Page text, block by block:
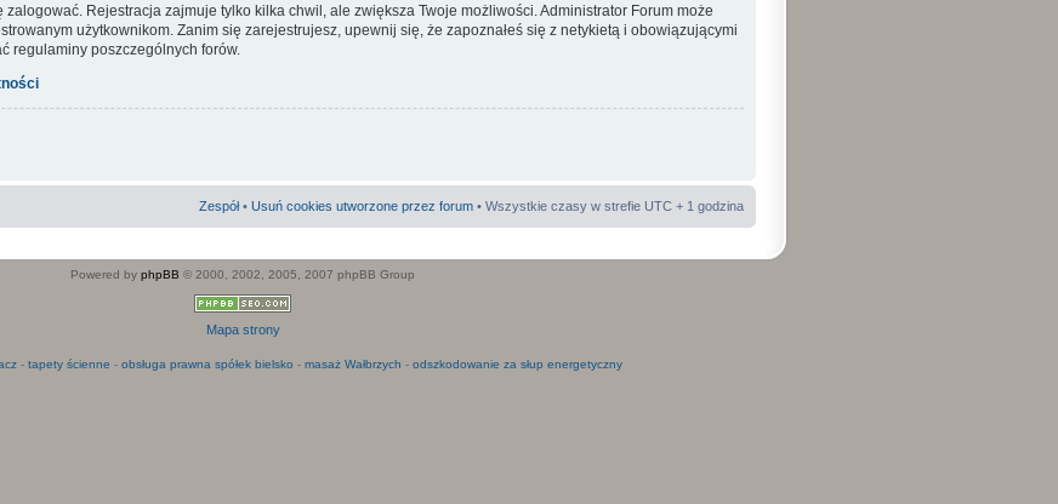
zalogować. Rejestracja zajmuje tylko kilka chwil, ale zwiększa Twoje możliwości. Administrator Forum może
użytkownikom. Zanim się zarejestrujesz, upewnij się, że zapoznałeś się z netykietą i obowiązującymi
regulaminy poszczególnych forów.
Zespół• Usuń cookies utworzone przez forum • Wszystkie czasy w strefie UTC + 1 godzina
Powered by phpBB © 2000, 2002, 2005, 2007 phpBB Group
Mapa strony
- tapety ścienne - obsługa prawna spółek bielsko - masaż Wałbrzych - odszkodowanie za słup energetyczny